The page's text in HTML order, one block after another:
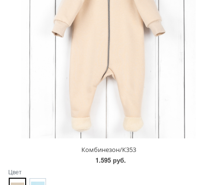
Комбинезон/К353
1.595 руб.
Цвет